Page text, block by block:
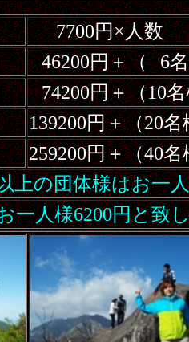
7700円×人数
46200円＋（
6
74200円＋（10
139200円＋（20
259200円＋（40
の団体様はお一
一人様6200円と致